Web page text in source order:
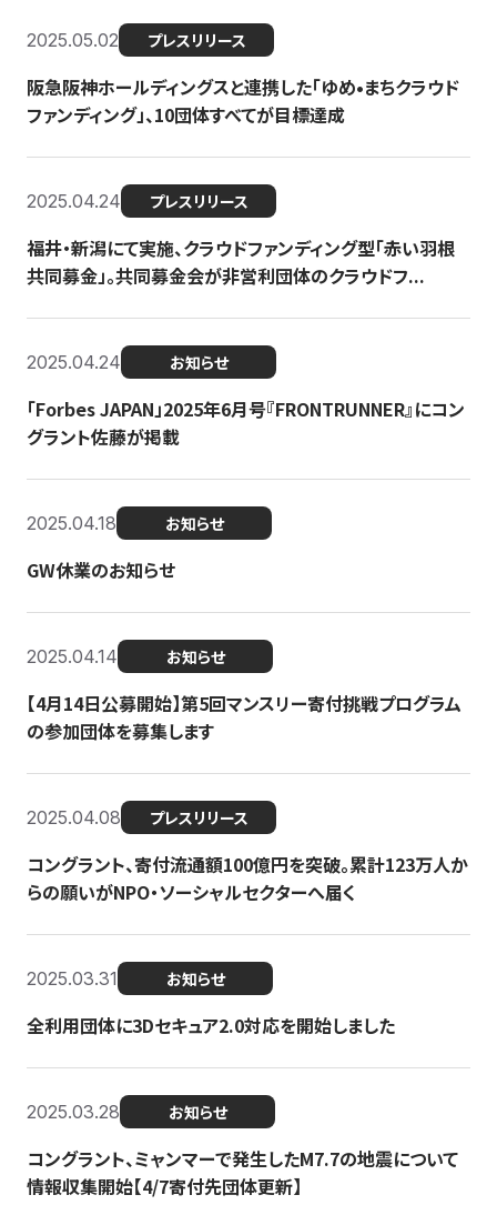
2025.05.02 プレスリリース
阪急阪神ホールディングスと連携した「ゆめ•まちクラウド
ファンディング」、10団体すべてが目標達成
2025.04.24 プレスリリース
福井・新潟にて実施、クラウドファンディング型「赤い羽根
共同募金」。共同募金会が非営利団体のクラウドフ...
2025.04.24 お知らせ
「Forbes JAPAN」2025年6月号『FRONTRUNNER』にコン
グラント佐藤が掲載
2025.04.18 お知らせ
GW休業のお知らせ
2025.04.14 お知らせ
【4月14日公募開始】第5回マンスリー寄付挑戦プログラム
の参加団体を募集します
2025.04.08 プレスリリース
コングラント、寄付流通額100億円を突破。累計123万人か
らの願いがNPO・ソーシャルセクターへ届く
2025.03.31 お知らせ
全利用団体に3Dセキュア2.0対応を開始しました
2025.03.28 お知らせ
コングラント、ミャンマーで発生したM7.7の地震について
情報収集開始【4/7寄付先団体更新】